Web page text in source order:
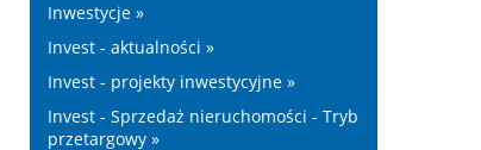
Inwestycje »
Invest - aktualności »
Invest - projekty inwestycyjne »
Invest - Sprzedaż nieruchomości - Tryb
przetargowy »